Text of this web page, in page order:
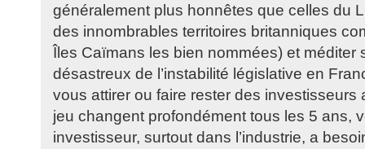
généralement plus honnêtes que celles du
des innombrables territoires britanniques
Îles Caïmans les bien nommées) et méditer
désastreux de l’instabilité législative en
vous attirer ou faire rester des investisseurs
jeu changent profondément tous les 5 ans,
investisseur, surtout dans l’industrie, a